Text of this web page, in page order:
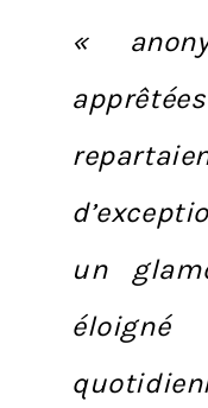
«
un